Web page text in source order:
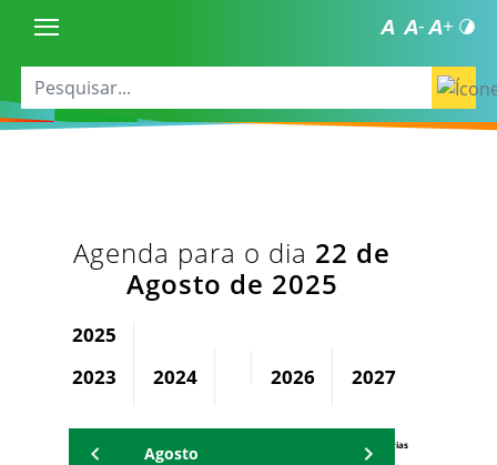
Agenda para o dia 22 de
Agosto de 2025
2025
2023
2024 2026 2027
Agenda Secretárias
Agosto